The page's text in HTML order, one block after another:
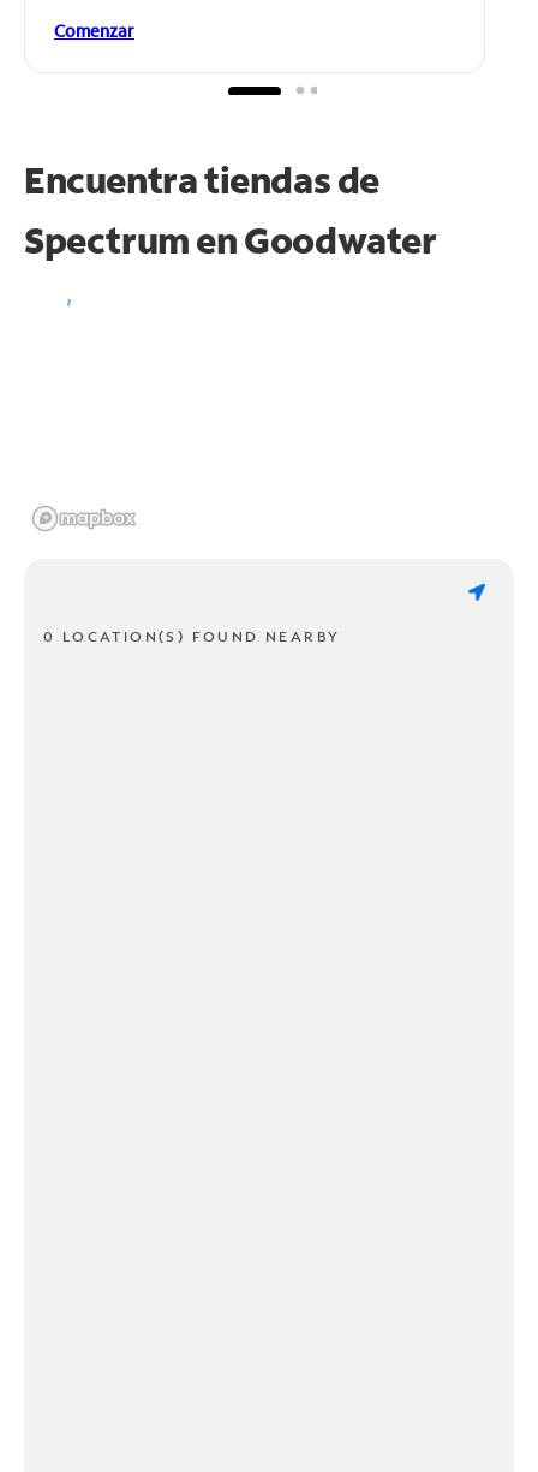
Comenzar
Encuentra tiendas de
Spectrum enGoodwater
0 LOCATION(S) FOUND NEARBY